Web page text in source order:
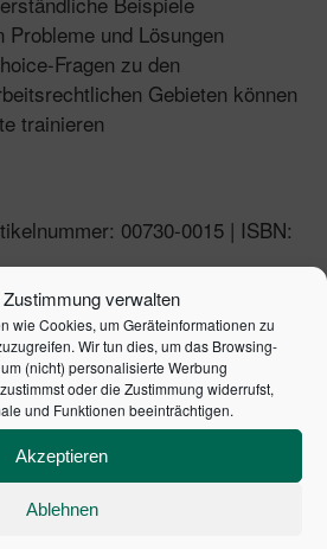
verwalten
wie Cookies, um Geräteinformationen zu
Wir tun dies, um das Browsing-
(nicht) personalisierte Werbung
oder die Zustimmung widerrufst,
und Funktionen beeinträchtigen.
Akzeptieren
Ablehnen
und Lösungen
Fragen zu den
Gebieten können
trainieren
00730-0015 | ISBN: